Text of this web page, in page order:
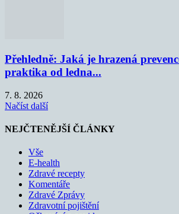
Přehledně: Jaká je hrazená
praktika od ledna...
7. 8. 2026
Načíst další
NEJČTENĚJŠÍ ČLÁNKY
Vše
E-health
Zdravé recepty
Komentáře
Zdravé Zprávy
Zdravotní pojištění